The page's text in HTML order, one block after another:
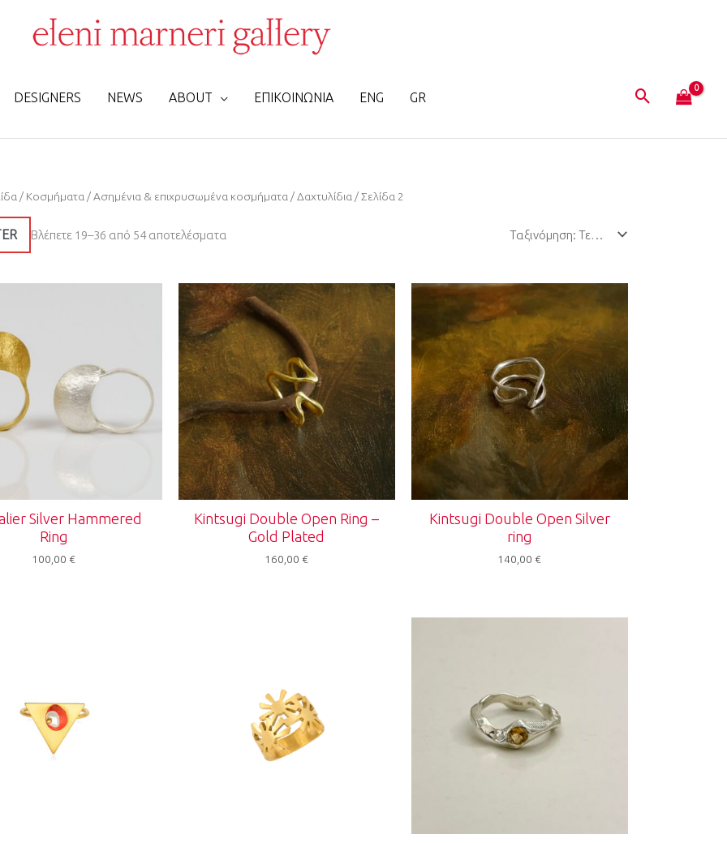
DESIGNERS NEWS ABOUT ΕΠΙΚΟΙΝΩΝΙΑ ENG GR
/ Κοσμήματα /Ασημένια & επιχρυσωμένα κοσμήματα /Δαχτυλίδια / Σελίδα 2
Βλέπετε 19–36 από 54 αποτελέσματα
Sorted
by
Silver Hammered
Ring
100,00€
Kintsugi Double Open Ring –
Gold Plated
160,00€
Kintsugi Double Open Silver
ring
140,00€